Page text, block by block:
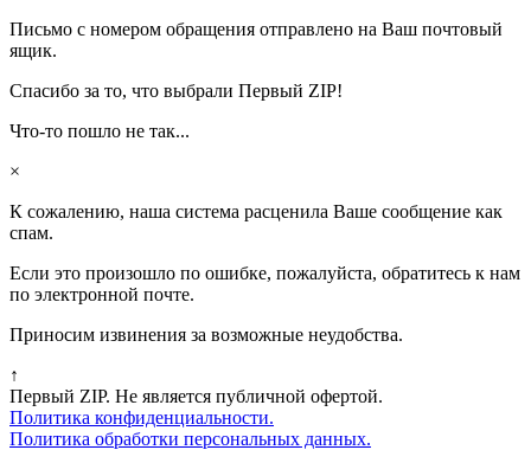
Письмо с номером обращения отправлено на Ваш почтовый
ящик.
Спасибо за то, что выбрали Первый ZIP!
Что-то пошло не так...
×
К сожалению, наша система расценила Ваше сообщение как
спам.
Если это произошло по ошибке, пожалуйста, обратитесь к нам
по электронной почте.
Приносим извинения за возможные неудобства.
↑
Первый ZIP. Не является публичной офертой.
Политика конфиденциальности.
Политика обработки персональных данных.